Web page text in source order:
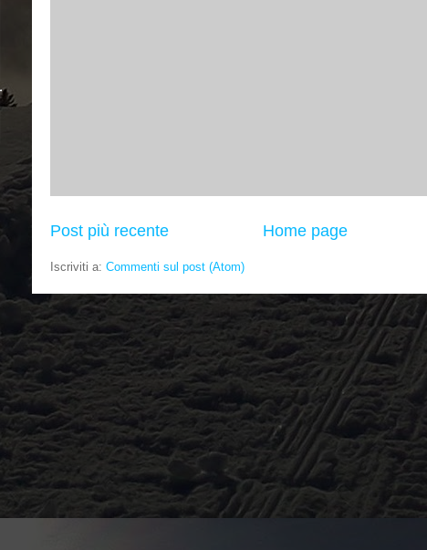
Post più recente Home page
Iscriviti a: Commenti sul post (Atom)